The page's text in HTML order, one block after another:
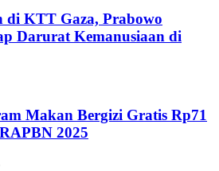
di KTT Gaza, Prabowo
Darurat Kemanusiaan di
Makan Bergizi Gratis Rp71
2025